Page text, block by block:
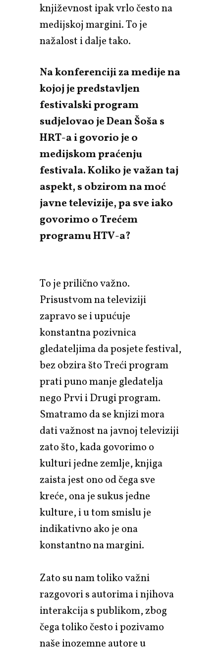
književnost ipak vrlo često na
medijskoj margini. To je
nažalost i dalje tako.
Na konferenciji za medije na
kojoj je predstavljen
festivalski program
sudjelovao je Dean Šoša s
HRT-a i govorio je o
medijskom praćenju
festivala. Koliko je važan taj
aspekt, s obzirom na moć
javne televizije, pa sve iako
govorimo o Trećem
programu HTV-a?
To je prilično važno.
Prisustvom na televiziji
zapravo se i upućuje
konstantna pozivnica
gledateljima da posjete festival,
bez obzira što Treći program
prati puno manje gledatelja
nego Prvi i Drugi program.
Smatramo da se knjizi mora
dati važnost na javnoj televiziji
zato što, kada govorimo o
kulturi jedne zemlje, knjiga
zaista jest ono od čega sve
kreće, ona je sukus jedne
kulture, i u tom smislu je
indikativno ako je ona
konstantno na margini.
Zato su nam toliko važni
razgovori s autorima i njihova
interakcija s publikom, zbog
čega toliko često i pozivamo
naše inozemne autore u